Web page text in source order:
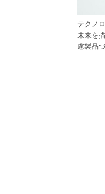
テクノ
未来を
慮製品